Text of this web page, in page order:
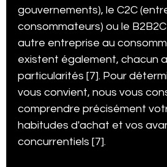
gouvernements), le C2C
consommateurs) ou le
autre entreprise au
existent également, chacun
particularités [7]. Pour
vous convient, nous vous
comprendre précisément
habitudes d'achat et vos
concurrentiels [7].